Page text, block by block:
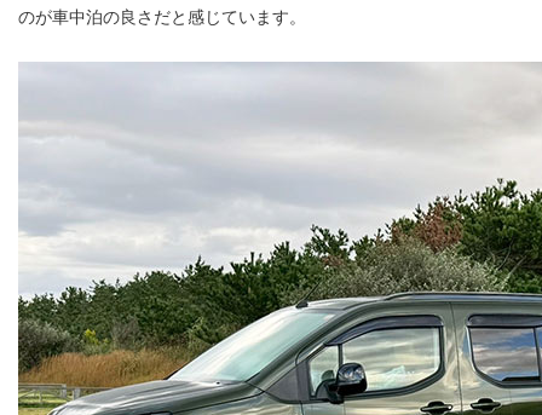
のが車中泊の良さだと感じています。